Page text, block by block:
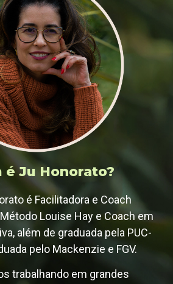
é Ju Honorato?
é Facilitadora e Coach
Louise Hay e Coach em
além de graduada pela PUC-
pelo Mackenzie e FGV.
trabalhando em grandes